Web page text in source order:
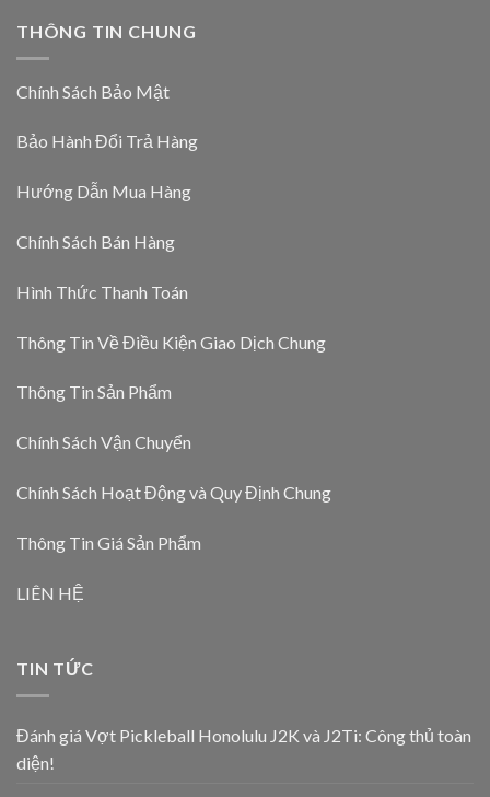
THÔNG TIN CHUNG
Chính Sách Bảo Mật
Bảo Hành Đổi Trả Hàng
Hướng Dẫn Mua Hàng
Chính Sách Bán Hàng
Hình Thức Thanh Toán
Thông Tin Về Điều Kiện Giao Dịch Chung
Thông Tin Sản Phẩm
Chính Sách Vận Chuyển
Chính Sách Hoạt Động và Quy Định Chung
Thông Tin Giá Sản Phẩm
LIÊN HỆ
TIN TỨC
Đánh giá Vợt Pickleball Honolulu J2K và J2Ti: Công thủ toàn
diện!